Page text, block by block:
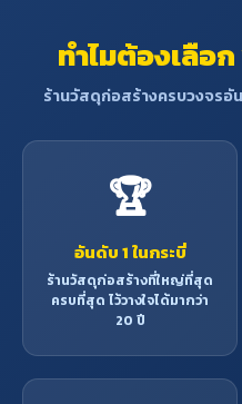
ทำไมต้องเลือ
ร้านวัสดุก่อสร้างครบวงจรอั
🏆
อันดับ 1 ในกระบี่
ร้านวัสดุก่อสร้างที่ใหญ่ที่สุด
ครบที่สุด ไว้วางใจได้มากว่า
20 ปี